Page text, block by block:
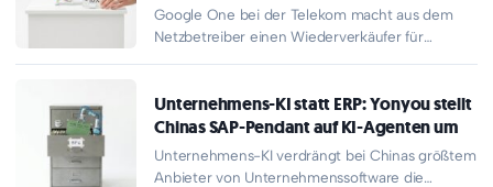
Google One bei der Telekom macht aus dem
Netzbetreiber einen Wiederverkäufer für
Unternehmens-KI statt ERP: Yonyou stellt
Chinas SAP-Pendant auf KI-Agenten um
Unternehmens-KI verdrängt bei Chinas größtem
Anbieter von Unternehmenssoftware die